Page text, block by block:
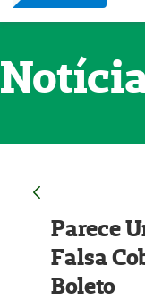
Parece
Falsa
Boleto